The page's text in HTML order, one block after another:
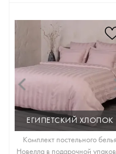
ЕГИПЕТСКИЙ ХЛОПОК
Комплект постельного белья
Новелла в подарочной